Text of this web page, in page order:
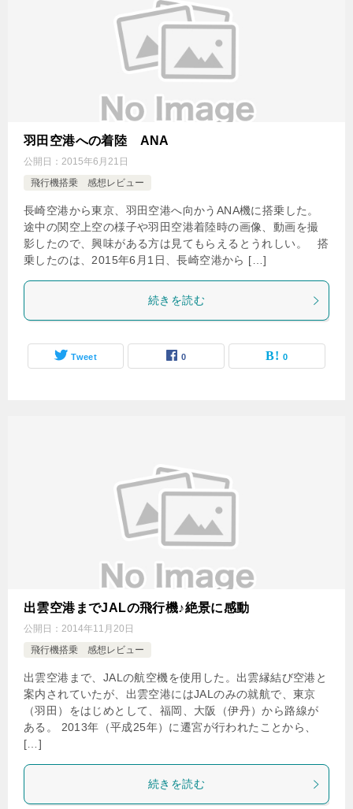
羽田空港への着陸 ANA
公開日： 2015年6月21日
飛行機搭乗 感想レビュー
長崎空港から東京、羽田空港へ向かうANA機に搭乗した。
途中の関空上空の様子や羽田空港着陸時の画像、動画を撮
影したので、興味がある方は見てもらえるとうれしい。 搭
乗したのは、2015年6月1日、長崎空港から […]
続きを読む
Tweet 0 0
出雲空港までJALの飛行機♪絶景に感動
公開日： 2014年11月20日
飛行機搭乗 感想レビュー
出雲空港まで、JALの航空機を使用した。出雲縁結び空港と
案内されていたが、出雲空港にはJALのみの就航で、東京
（羽田）をはじめとして、福岡、大阪（伊丹）から路線が
ある。 2013年（平成25年）に遷宮が行われたことから、
[…]
続きを読む